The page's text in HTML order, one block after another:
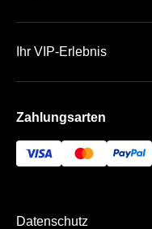
Team
Ihr VIP-Erlebnis
Zahlungsarten
Datenschutz